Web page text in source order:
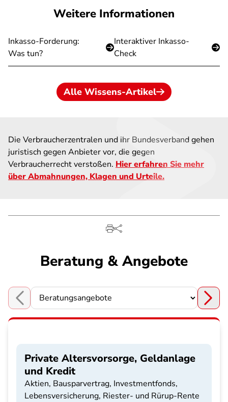
Weitere Informationen
Inkasso-Forderung:
Was tun?
Interaktiver Inkasso-
Check
Alle Wissens-Artikel
Die Verbraucherzentralen und ihr Bundesverband gehen
juristisch gegen Anbieter vor, die gegen
Verbraucherrecht verstoßen. Hier erfahren Sie mehr
über Abmahnungen, Klagen und Urteile.
Beratung & Angebote
Choose a section
Private Altersvorsorge, Geldanlage
und Kredit
Aktien, Bausparvertrag, Investmentfonds,
Lebensversicherung, Riester- und Rürup-Rente